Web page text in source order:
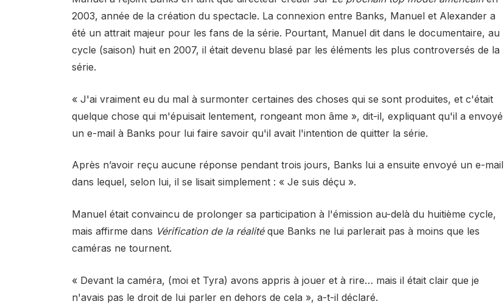
2003, année de la création du spectacle. La connexion entre Banks, Manuel et Alexander a
été un attrait majeur pour les fans de la série. Pourtant, Manuel dit dans le documentaire, au
cycle (saison) huit en 2007, il était devenu blasé par les éléments les plus controversés de la
série.
« J'ai vraiment eu du mal à surmonter certaines des choses qui se sont produites, et c'était
quelque chose qui m'épuisait lentement, rongeant mon âme », dit-il, expliquant qu'il a envoyé
un e-mail à Banks pour lui faire savoir qu'il avait l'intention de quitter la série.
Après n’avoir reçu aucune réponse pendant trois jours, Banks lui a ensuite envoyé un e-mail
dans lequel, selon lui, il se lisait simplement : « Je suis déçu ».
Manuel était convaincu de prolonger sa participation à l'émission au-delà du huitième cycle,
mais affirme dans Vérification de la réalitéque Banks ne lui parlerait pas à moins que les
caméras ne tournent.
« Devant la caméra, (moi et Tyra) avons appris à jouer et à rire… mais il était clair que je
n'avais pas le droit de lui parler en dehors de cela », a-t-il déclaré.